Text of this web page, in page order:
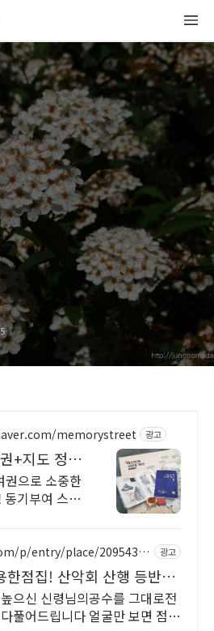
memorystreet 광고
+지도 정상
권으로 소중한
기부여 스탬
p/entry/place/20954329
광고
한점집! 산악회 산행 등반
으신 신령님의공수를 그대로전
풀어드립니다 얼굴만 보면 점사